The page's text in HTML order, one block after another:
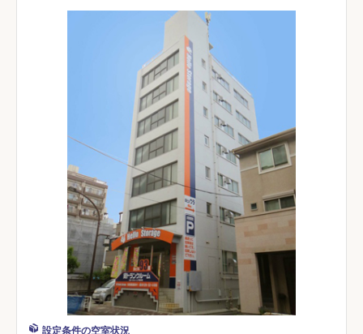
設定条件の空室状況